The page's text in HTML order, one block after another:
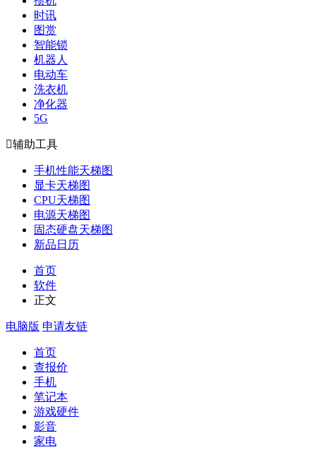
时讯
图赏
智能锁
机器人
电动车
洗衣机
净化器
5G
辅助工具
手机性能天梯图
显卡天梯图
CPU天梯图
电源天梯图
固态硬盘天梯图
新品日历
首页
软件
正文
电脑版 申请友链
首页
查报价
手机
笔记本
游戏硬件
影音
家电